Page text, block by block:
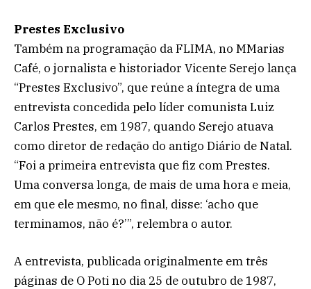
Prestes Exclusivo
Também na programação da FLIMA, no MMarias
Café, o jornalista e historiador Vicente Serejo lança
“Prestes Exclusivo”, que reúne a íntegra de uma
entrevista concedida pelo líder comunista Luiz
Carlos Prestes, em 1987, quando Serejo atuava
como diretor de redação do antigo Diário de Natal.
“Foi a primeira entrevista que fiz com Prestes.
Uma conversa longa, de mais de uma hora e meia,
em que ele mesmo, no final, disse: ‘acho que
terminamos, não é?’”, relembra o autor.
A entrevista, publicada originalmente em três
páginas de O Poti no dia 25 de outubro de 1987,